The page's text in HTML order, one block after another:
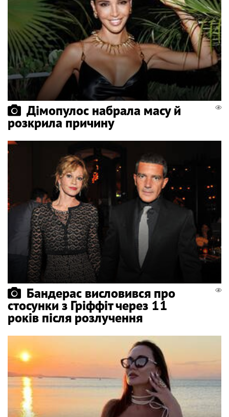
Дімопулос набрала масу й
розкрила причину
Бандерас висловився про
стосунки з Гріффіт через 11
років після розлучення